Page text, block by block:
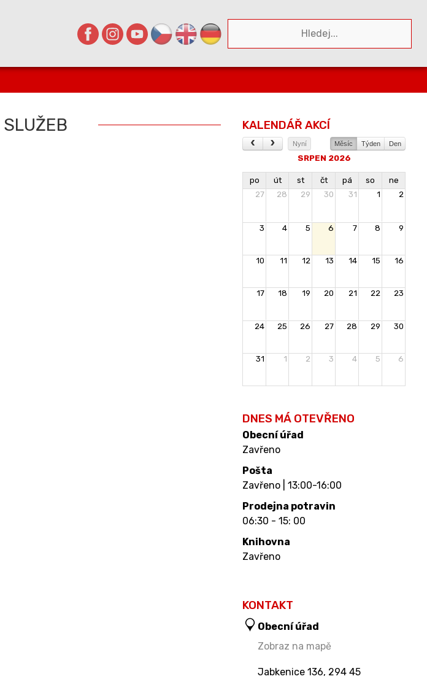
KALENDÁŘ AKCÍ
Nyní Měsíc Týden Den
SRPEN 2026
po út st čt pá so
ne
27
28 29 30 31 1 2
3 4 5 6 7 8 9
10 11 12 13 14 15 16
17 18 19 20 21 22 23
24 25 26 27 28 29 30
31 1 2 3 4 5 6
DNES MÁ OTEVŘENO
Obecní úřad
Zavřeno
Pošta
Zavřeno | 13:00-16:00
Prodejna potravin
06:30 - 15: 00
Knihovna
Zavřeno
KONTAKT
Obecní úřad
Zobraz na mapě
Jabkenice 136, 294 45